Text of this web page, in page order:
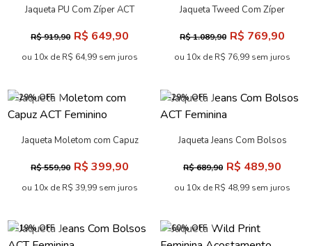
Jaqueta PU Com Zíper ACT
R$ 919,90 R$ 649,90
ou 10x de R$ 64,99 sem juros
Jaqueta Tweed Com Zíper
R$ 1.089,90 R$ 769,90
ou 10x de R$ 76,99 sem juros
-29% OFF
Jaqueta Moletom com Capuz
R$ 559,90 R$ 399,90
ou 10x de R$ 39,99 sem juros
-29% OFF
Jaqueta Jeans Com Bolsos
R$ 689,90 R$ 489,90
ou 10x de R$ 48,99 sem juros
-19% OFF -60% OFF